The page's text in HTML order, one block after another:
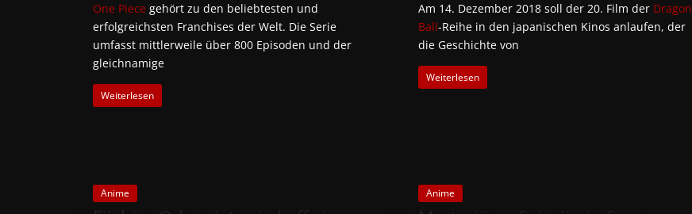
Japan
und
Deutschland
One Piece gehört zu den beliebtesten und
erfolgreichsten Franchises der Welt. Die Serie
umfasst mittlerweile über 800 Episoden und der
gleichnamige
Weiterlesen
Am 14. Dezember 2018 soll der 20. Film der Dragon
Ball-Reihe in den japanischen Kinos anlaufen, der
die Geschichte von
Weiterlesen
Anime Anime